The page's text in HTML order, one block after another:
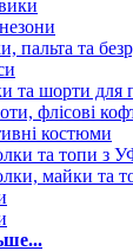
пальта та
та шорти для
флісові
костюми
та топи з
майки та